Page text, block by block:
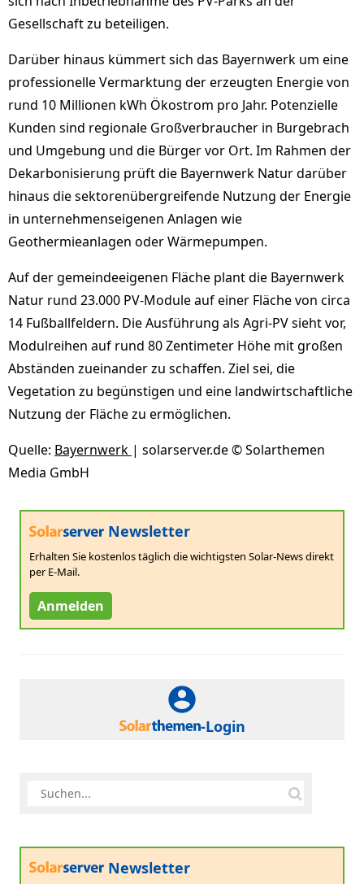
Gesellschaft zu beteiligen.
Darüber hinaus kümmert sich das Bayernwerk um eine
professionelle Vermarktung der erzeugten Energie von
rund 10 Millionen kWh Ökostrom pro Jahr. Potenzielle
Kunden sind regionale Großverbraucher in Burgebrach
und Umgebung und die Bürger vor Ort. Im Rahmen der
Dekarbonisierung prüft die Bayernwerk Natur darüber
hinaus die sektorenübergreifende Nutzung der Energie
in unternehmenseigenen Anlagen wie
Geothermieanlagen oder Wärmepumpen.
Auf der gemeindeeigenen Fläche plant die Bayernwerk
Natur rund 23.000 PV-Module auf einer Fläche von circa
14 Fußballfeldern. Die Ausführung als Agri-PV sieht vor,
Modulreihen auf rund 80 Zentimeter Höhe mit großen
Abständen zueinander zu schaffen. Ziel sei, die
Vegetation zu begünstigen und eine landwirtschaftliche
Nutzung der Fläche zu ermöglichen.
Quelle: Bayernwerk | solarserver.de © Solarthemen
Media GmbH
Newsletter
Erhalten Sie kostenlos täglich die wichtigsten Solar-News direkt
per E-Mail.
Anmelden
-Login
Newsletter